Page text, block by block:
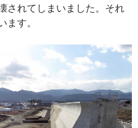
されてしまいました。それ
ます。